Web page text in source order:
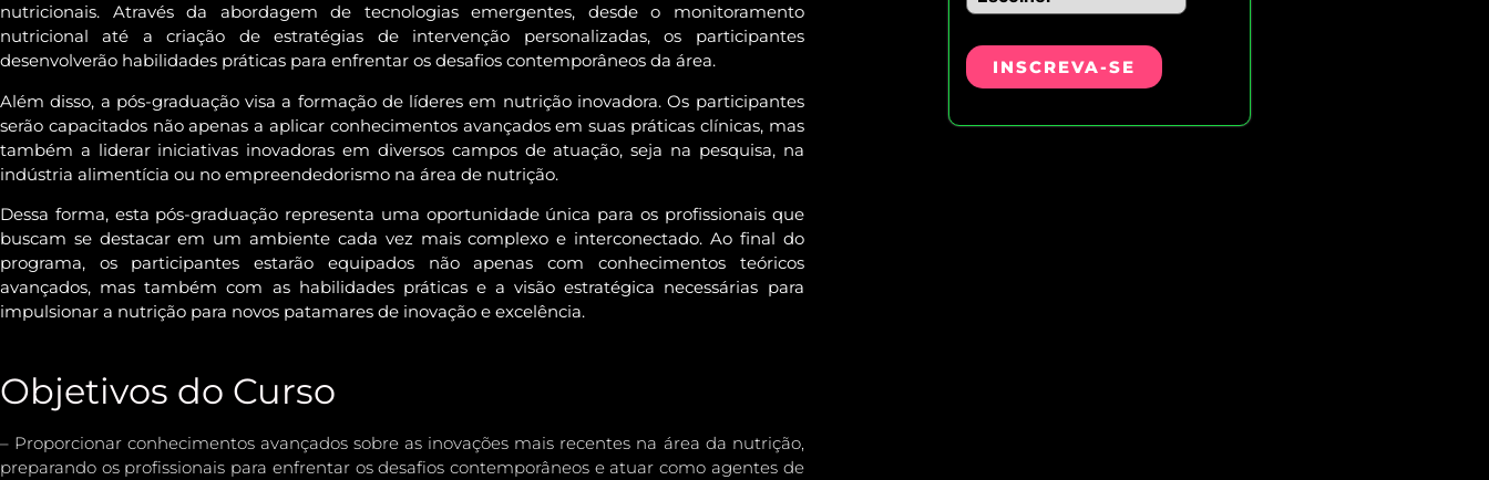
nutricionais. Através da abordagem de tecnologias emergentes, desde o monitoramento
nutricional até a criação de estratégias de intervenção personalizadas, os participantes
desenvolverão habilidades práticas para enfrentar os desafios contemporâneos da área.
Além disso, a pós-graduação visa a formação de líderes em nutrição inovadora. Os participantes
serão capacitados não apenas a aplicar conhecimentos avançados em suas práticas clínicas, mas
também a liderar iniciativas inovadoras em diversos campos de atuação, seja na pesquisa, na
indústria alimentícia ou no empreendedorismo na área de nutrição.
Dessa forma, esta pós-graduação representa uma oportunidade única para os profissionais que
buscam se destacar em um ambiente cada vez mais complexo e interconectado. Ao final do
programa, os participantes estarão equipados não apenas com conhecimentos teóricos
avançados, mas também com as habilidades práticas e a visão estratégica necessárias para
impulsionar a nutrição para novos patamares de inovação e excelência.
Objetivos do Curso
– Proporcionar conhecimentos avançados sobre as inovações mais recentes na área da nutrição,
preparando os profissionais para enfrentar os desafios contemporâneos e atuar como agentes de
INSCREVA-SE